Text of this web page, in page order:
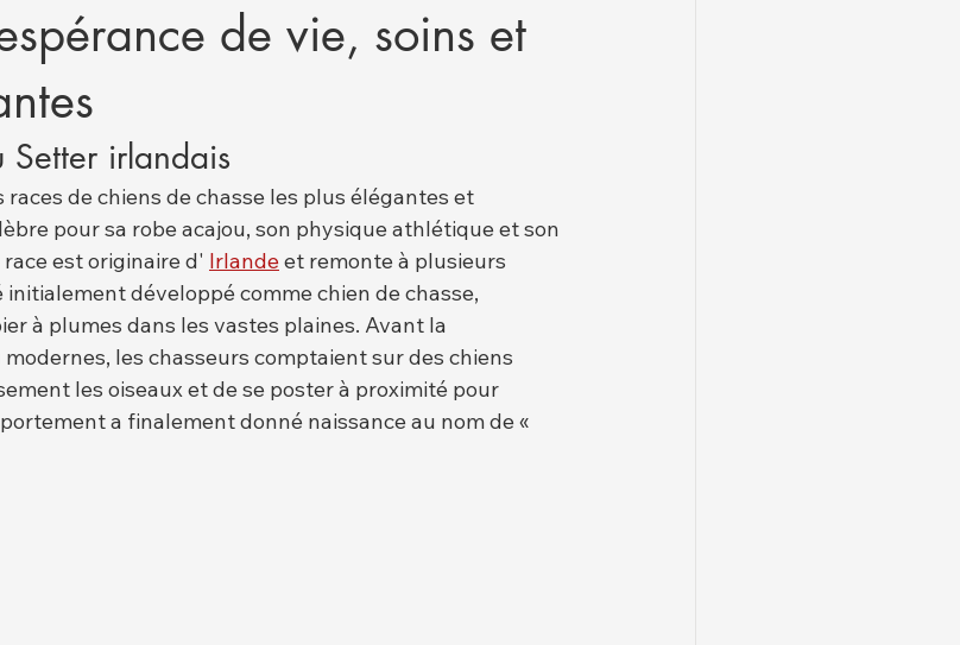
de vie, soins et
irlandais
de chiens de chasse les plus élégantes et
pour sa robe acajou, son physique athlétique et son
est originaire d' Irlande et remonte à plusieurs
développé comme chien de chasse,
à plumes dans les vastes plaines. Avant la
les chasseurs comptaient sur des chiens
les oiseaux et de se poster à proximité pour
a finalement donné naissance au nom de «